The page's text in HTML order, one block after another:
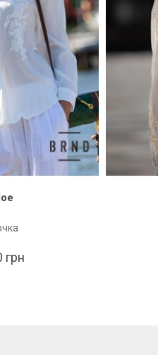
грн